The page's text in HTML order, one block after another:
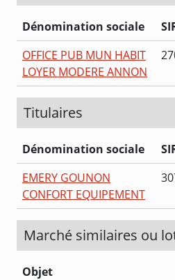
Dénomination sociale
OFFICE PUB MUN HABIT
LOYER MODERE ANNON
Titulaires
Dénomination sociale
EMERY GOUNON
CONFORT EQUIPEMENT
Marché similaires ou
Objet